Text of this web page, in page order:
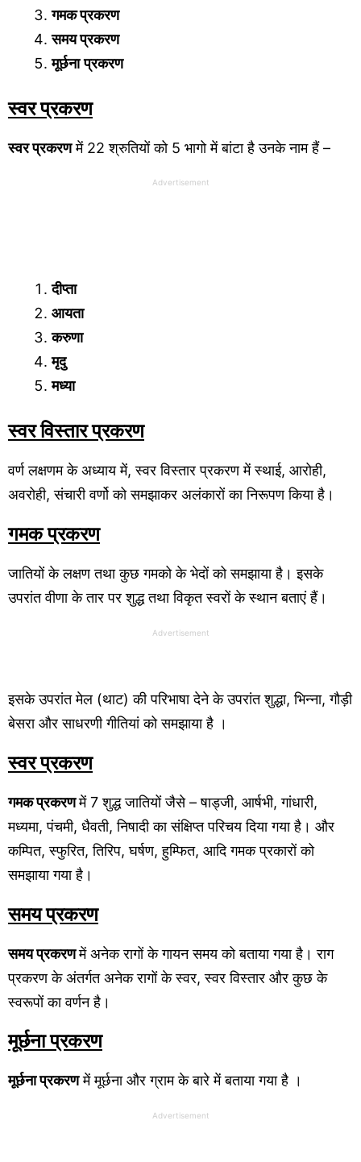
गमक प्रकरण
समय प्रकरण
मूर्छना प्रकरण
स्वर प्रकरण
स्वर प्रकरणमें 22 श्रुतियों को 5 भागो में बांटा है उनके नाम हैं –
Advertisement
दीप्ता
आयता
करुणा
मृदु
मध्या
स्वर विस्तार प्रकरण
वर्ण लक्षणम के अध्याय में, स्वर विस्तार प्रकरण में स्थाई, आरोही,
अवरोही, संचारी वर्णो को समझाकर अलंकारों का निरूपण किया है।
गमक प्रकरण
जातियों के लक्षण तथा कुछ गमको के भेदों को समझाया है। इसके
उपरांत वीणा के तार पर शुद्ध तथा विकृत स्वरों के स्थान बताएं हैं।
Advertisement
इसके उपरांत मेल (थाट) की परिभाषा देने के उपरांत शुद्धा, भिन्ना, गौड़ी
बेसरा और साधरणी गीतियां को समझाया है ।
स्वर प्रकरण
गमक प्रकरणमें 7 शुद्ध जातियों जैसे – षाड्जी, आर्षभी, गांधारी,
मध्यमा, पंचमी, धैवती, निषादी का संक्षिप्त परिचय दिया गया है। और
कम्पित, स्फुरित, तिरिप, घर्षण, हुम्फित, आदि गमक प्रकारों को
समझाया गया है।
समयप्रकरण
समय प्रकरणमें अनेक रागों के गायन समय को बताया गया है। राग
प्रकरण के अंतर्गत अनेक रागों के स्वर, स्वर विस्तार और कुछ के
स्वरूपों का वर्णन है।
मूर्छना प्रकरण
मूर्छना प्रकरणमें मूर्छना और ग्राम के बारे में बताया गया है ।
Advertisement